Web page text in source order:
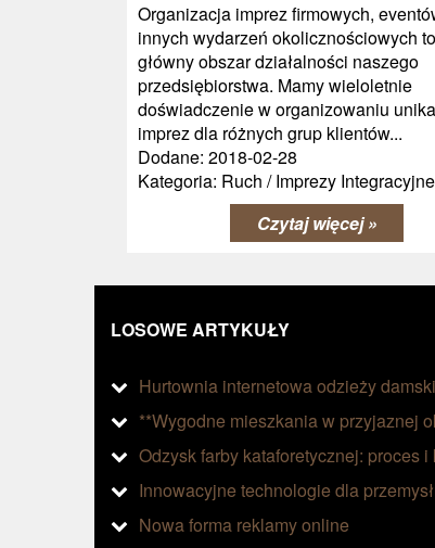
Organizacja imprez firmowych,
innych wydarzeń okolicznościowych to
główny obszar działalności naszego
przedsiębiorstwa. Mamy wieloletnie
doświadczenie w organizowaniu
imprez dla różnych grup klientów...
Dodane: 2018-02-28
Kategoria: Ruch / Imprezy Integracyjne
Czytaj więcej »
LOSOWE ARTYKUŁY
Hurtownia internetowa odzieży
**Wygodne mieszkania w przyjaznej
Odzysk farby kataforetycznej: proces i
Innowacyjne technologie dla
Nowa forma reklamy online